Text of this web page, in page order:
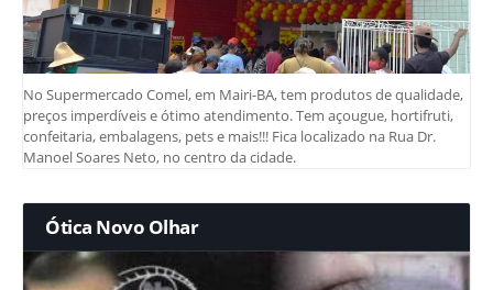
No Supermercado Comel, em Mairi-BA, tem produtos de qualidade,
preços imperdíveis e ótimo atendimento. Tem açougue, hortifruti,
confeitaria, embalagens, pets e mais!!! Fica localizado na Rua Dr.
Manoel Soares Neto, no centro da cidade.
Ótica Novo Olhar